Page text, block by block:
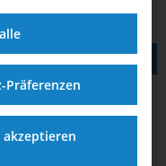
Präferenzen
akzeptieren